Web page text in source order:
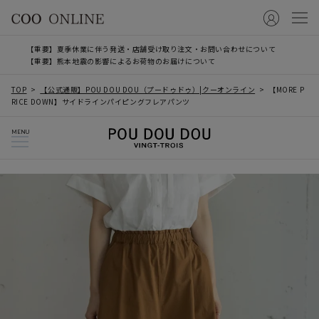
【重要】夏季休業に伴う発送・店舗受け取り注文・お問い合わせについて
【重要】熊本地震の影響によるお荷物のお届けについて
TOP 【公式通販】POU DOU DOU（プードゥドゥ）|クーオンライン
【MORE P
RICE DOWN】サイドラインパイピングフレアパンツ
MENU